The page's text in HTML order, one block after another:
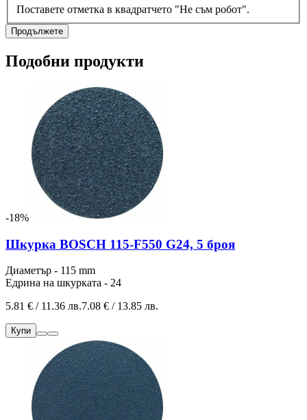
Поставете отметка в квадратчето "Не съм робот".
Продължете
Подобни продукти
-18%
Шкурка BOSCH 115-F550 G24, 5 броя
Диаметър - 115 mm
Едрина на шкурката - 24
5.81 € / 11.36 лв.7.08 € / 13.85 лв.
Купи